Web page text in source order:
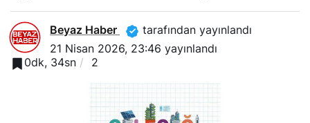
Beyaz Haber
tarafından yayınlandı
21 Nisan 2026, 23:46 yayınlandı
0dk, 34sn
2